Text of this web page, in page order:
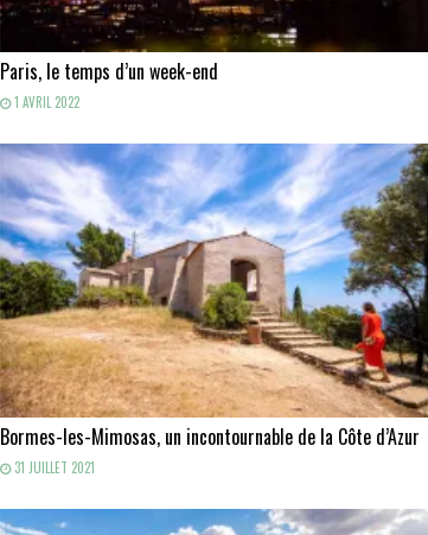
Paris, le temps d’un week-end
1 AVRIL 2022
Bormes-les-Mimosas, un incontournable de la Côte d’Azur
31 JUILLET 2021